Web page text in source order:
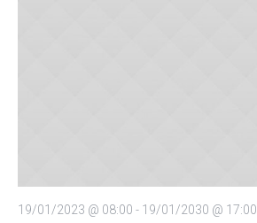
19/01/2023 @ 08:00 - 19/01/2030 @ 17:00